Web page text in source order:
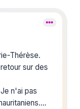
Thérèse.
sur des
n'ai pas